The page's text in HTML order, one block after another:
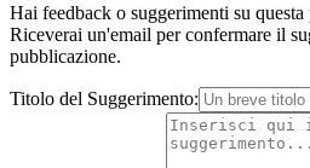
Hai feedback o suggerimenti su questa
Riceverai un'email per confermare il
pubblicazione.
Titolo del Suggerimento: